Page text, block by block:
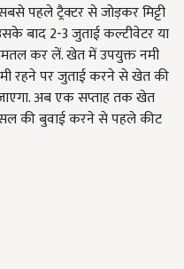
पहले ट्रैक्टर से जोड़कर मिट्टी
बाद 2-3 जुताई कल्टीवेटर या
कर लें. खेत में उपयुक्त नमी
रहने पर जुताई करने से खेत की
जाएगा. अब एक सप्ताह तक खेत
की बुवाई करने से पहले कीट